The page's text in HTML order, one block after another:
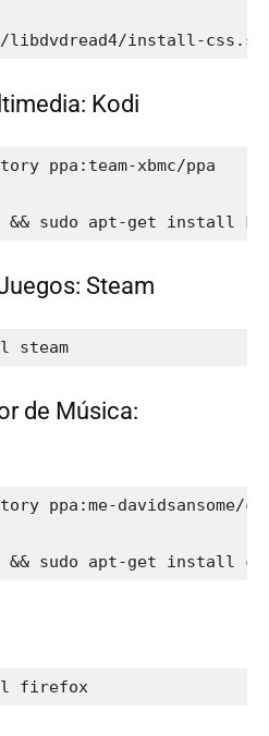
libdvdread4/install-css.s­h
Kodi
ppa:team-xbmc/ppa
&& sudo apt-get install
Steam
steam
de Música:
ppa:me-davidsansome/
&& sudo apt-get install
firefox